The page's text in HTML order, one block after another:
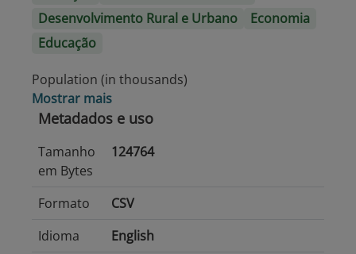
Desenvolvimento Rural e Urbano
Economia
Educação
Population (in thousands)
Mostrar mais
Metadados e uso
Tamanho
em Bytes
124764
Formato
CSV
Idioma
English